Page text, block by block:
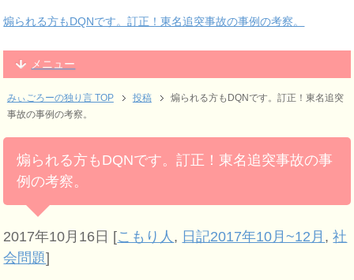
煽られる方もDQNです。訂正！東名追突事故の事例の考察。
メニュー
みぃごろーの独り言 TOP 投稿
煽られる方もDQNです。訂正！東名追突
事故の事例の考察。
煽られる方もDQNです。訂正！東名追突事故の事
例の考察。
2017年10月16日 [こもり人 , 日記2017年10月~12月 ,社
会問題]